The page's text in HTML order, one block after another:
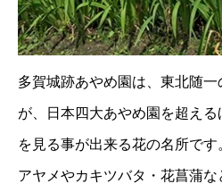
多賀城跡あやめ園は、東北随
が、日本四大あやめ園を超え
を見る事が出来る花の名所です
アヤメやカキツバタ・花菖蒲